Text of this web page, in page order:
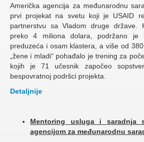
Američka agencija za međunarodnu
prvi projekat na svetu koji je USAID
partnerstvu sa Vladom druge države.
preko 4 miliona dolara, podržano je
preduzeća i osam klastera, a više od
„žene i mladi“ pohađalo je trening za
kojih je 71 učesnik započeo
bespovratnoj podršci projekta.
Detaljnije
Mentoring usluga i saradnja
agencijom za međunarodnu